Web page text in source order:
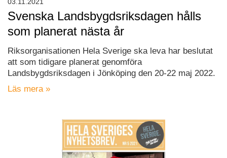
Svenska Landsbygdsriksdagen hålls
som planerat nästa år
Riksorganisationen Hela Sverige ska leva har beslutat
att som tidigare planerat genomföra
Landsbygdsriksdagen i Jönköping den 20-22 maj 2022.
Läs mera »
03.11.2021